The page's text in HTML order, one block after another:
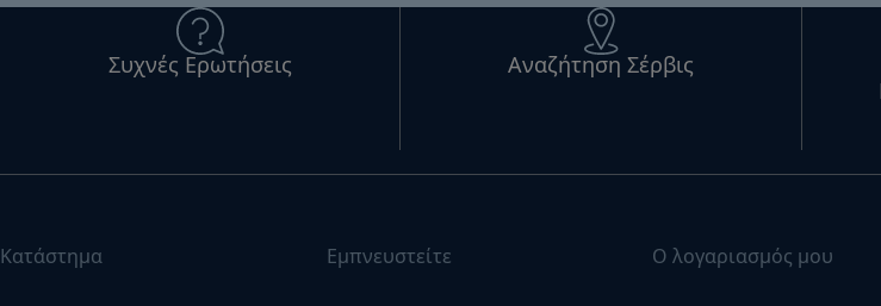
Συχνές Ερωτήσεις Αναζήτηση Σέρβις
Κατάστημα Εμπνευστείτε Ο λογαριασμός μου